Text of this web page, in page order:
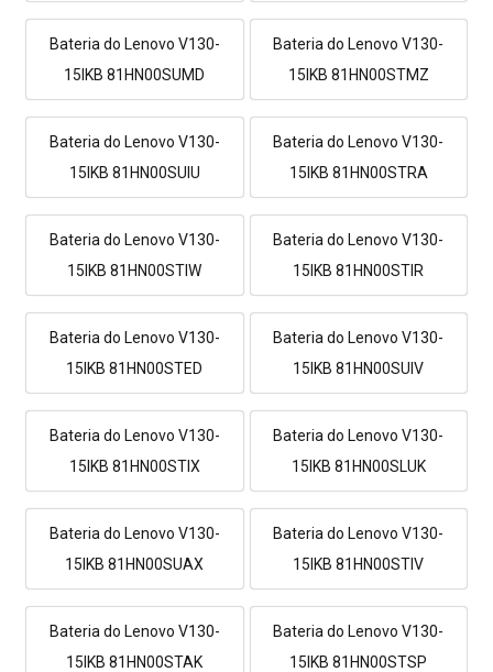
Bateria do Lenovo V130-
15IKB 81HN00SUMD
Bateria do Lenovo V130-
15IKB 81HN00STMZ
Bateria do Lenovo V130-
15IKB 81HN00SUIU
Bateria do Lenovo V130-
15IKB 81HN00STRA
Bateria do Lenovo V130-
15IKB 81HN00STIW
Bateria do Lenovo V130-
15IKB 81HN00STIR
Bateria do Lenovo V130-
15IKB 81HN00STED
Bateria do Lenovo V130-
15IKB 81HN00SUIV
Bateria do Lenovo V130-
15IKB 81HN00STIX
Bateria do Lenovo V130-
15IKB 81HN00SLUK
Bateria do Lenovo V130-
15IKB 81HN00SUAX
Bateria do Lenovo V130-
15IKB 81HN00STIV
Bateria do Lenovo V130-
15IKB 81HN00STAK
Bateria do Lenovo V130-
15IKB 81HN00STSP